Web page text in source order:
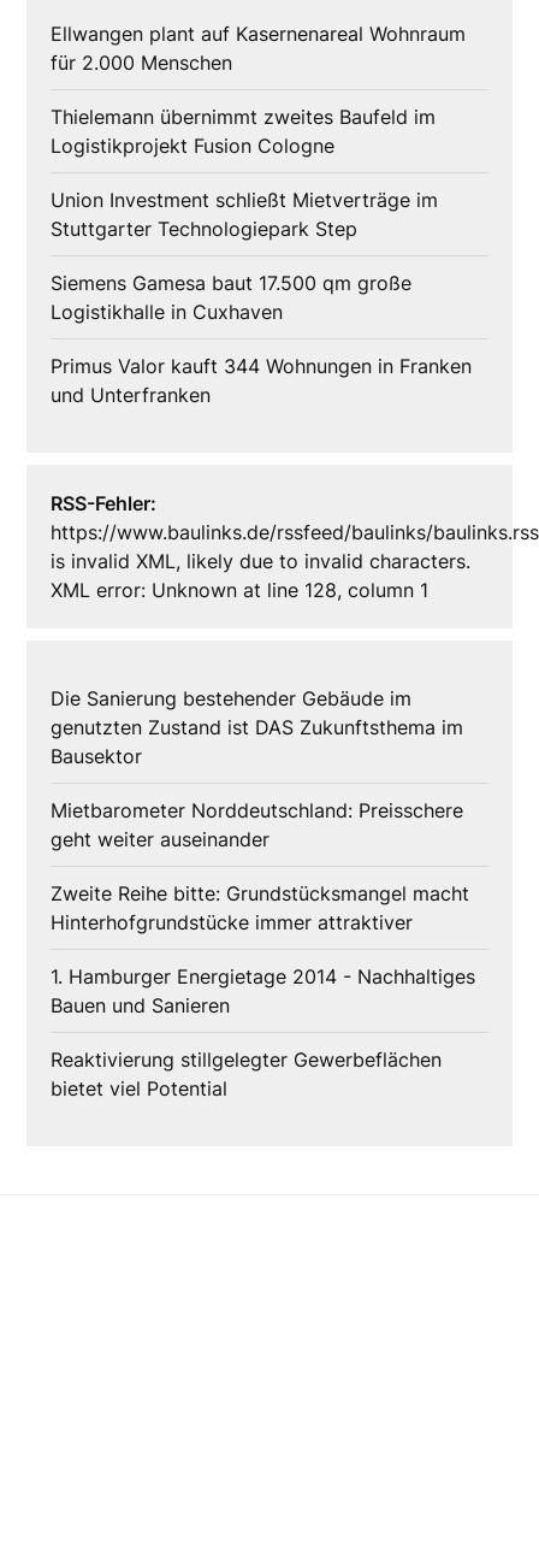
Ellwangen plant auf Kasernenareal Wohnraum
für 2.000 Menschen
Thielemann übernimmt zweites Baufeld im
Logistikprojekt Fusion Cologne
Union Investment schließt Mietverträge im
Stuttgarter Technologiepark Step
Siemens Gamesa baut 17.500 qm große
Logistikhalle in Cuxhaven
Primus Valor kauft 344 Wohnungen in Franken
und Unterfranken
RSS-Fehler:
https://www.baulinks.de/rssfeed/baulinks/baulinks.rss
is invalid XML, likely due to invalid characters.
XML error: Unknown at line 128, column 1
Die Sanierung bestehender Gebäude im
genutzten Zustand ist DAS Zukunftsthema im
Bausektor
Mietbarometer Norddeutschland: Preisschere
geht weiter auseinander
Zweite Reihe bitte: Grundstücksmangel macht
Hinterhofgrundstücke immer attraktiver
1. Hamburger Energietage 2014 - Nachhaltiges
Bauen und Sanieren
Reaktivierung stillgelegter Gewerbeflächen
bietet viel Potential